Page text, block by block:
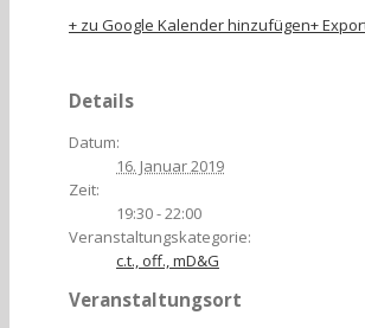
+ zu Google Kalender hinzufügen+
Details
Datum:
16. Januar 2019
Zeit:
19:30 - 22:00
Veranstaltungskategorie:
c.t., off., mD&G
Veranstaltungsort